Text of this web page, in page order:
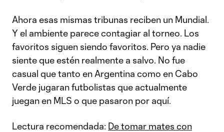
Ahora esas mismas tribunas reciben un Mundial.
Y el ambiente parece contagiar al torneo. Los
favoritos siguen siendo favoritos. Pero ya nadie
siente que estén realmente a salvo. No fue
casual que tanto en Argentina como en Cabo
Verde jugaran futbolistas que actualmente
juegan en MLS o que pasaron por aquí.
Lectura recomendada: De tomar mates con